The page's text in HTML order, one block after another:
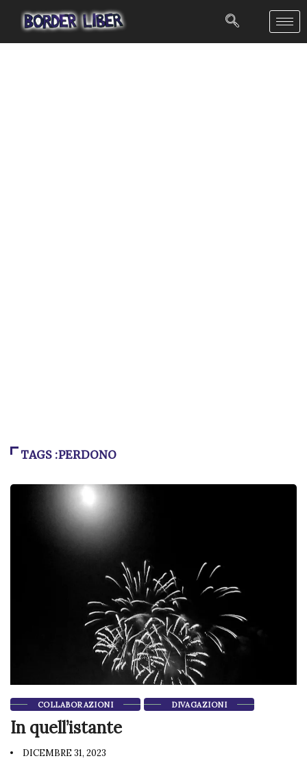
TAGS :PERDONO
COLLABORAZIONI DIVAGAZIONI
In quell’istante
DICEMBRE 31, 2023